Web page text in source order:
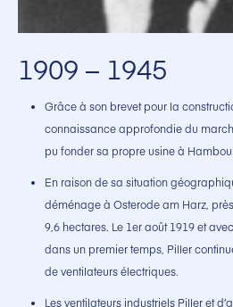
1909 – 1945
Grâce à son brevet pour la
connaissance approfondie du
pu fonder sa propre usine à
En raison de sa situation
déménage à Osterode am Harz,
9,6 hectares. Le 1er août 1919 et
dans un premier temps, Piller
de ventilateurs électriques.
Les ventilateurs industriels Piller et